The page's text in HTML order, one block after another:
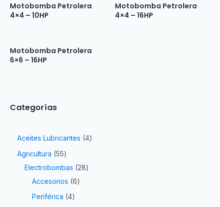
Categorías
Aceites Lubricantes 4
Agricultura 55
Electrobombas
28
Accesorios 6
Periférica 4
Motobomba Petrolera
4×4 – 10HP
Motobomba Petrolera
4×4 – 16HP
Motobomba Petrolera
6×6 – 16HP